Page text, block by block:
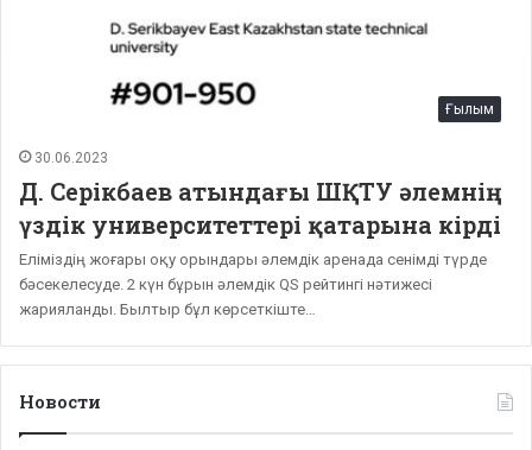
Ғылым
30.06.2023
Д. Серікбаев атындағы ШҚТУ әлемнің
үздік университеттері қатарына кірді
Еліміздің жоғары оқу орындары әлемдік аренада сенімді түрде
бәсекелесуде. 2 күн бұрын әлемдік QS рейтингі нәтижесі
жарияланды. Былтыр бұл көрсеткіште…
Новости